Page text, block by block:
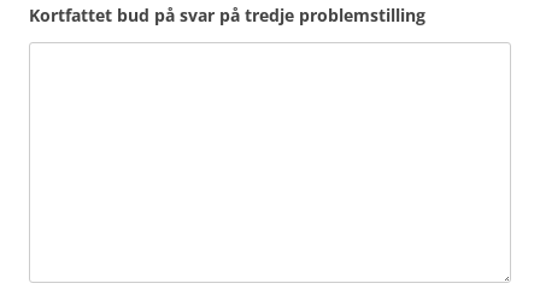
Kortfattet bud på svar på tredje problemstilling